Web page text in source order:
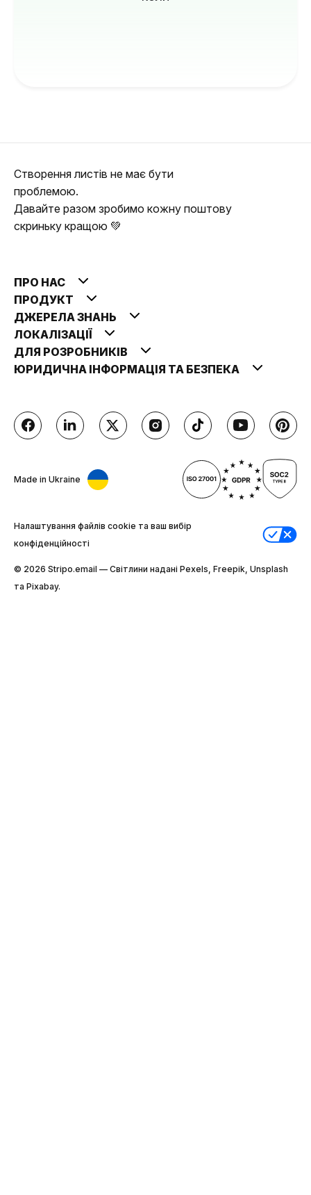
Створення листів не має бути
проблемою.
Давайте разом зробимо кожну поштову
скриньку кращою 💚
ПРО НАС
ПРОДУКТ
ДЖЕРЕЛА ЗНАНЬ
ЛОКАЛІЗАЦІЇ
ДЛЯ РОЗРОБНИКІВ
ЮРИДИЧНА ІНФОРМАЦІЯ ТА БЕЗПЕКА
Made in Ukraine
Налаштування файлів cookie та ваш вибір
конфіденційності
© 2026 Stripо.email — Світлини надані Pexels, Freepik, Unsplash
та Pixabay.